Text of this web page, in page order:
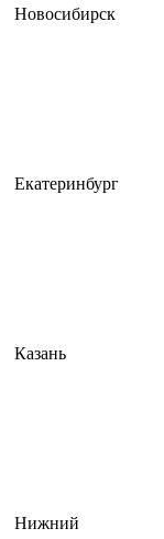
Новосибирск
Екатеринбург
Казань
Нижний